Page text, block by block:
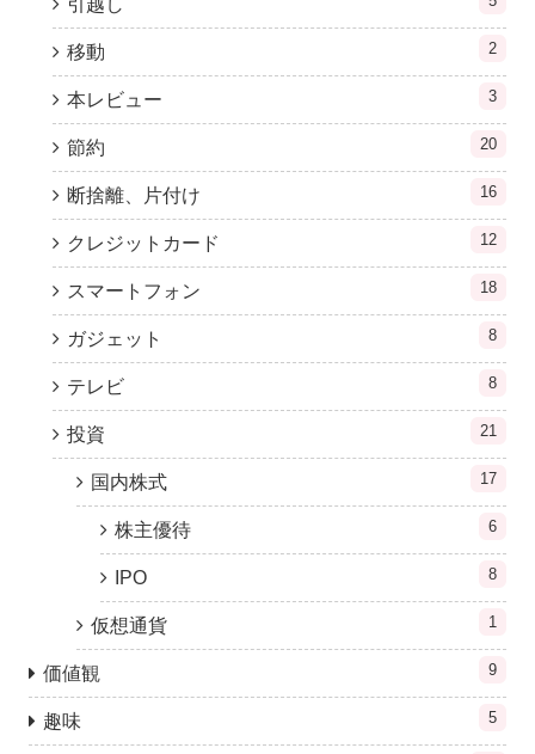
移動 2
本レビュー 3
節約 20
断捨離、片付け 16
クレジットカード 12
スマートフォン 18
ガジェット 8
テレビ 8
投資 21
国内株式 17
株主優待 6
IPO 8
仮想通貨 1
価値観 9
趣味 5